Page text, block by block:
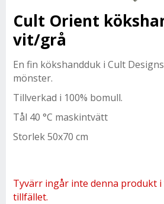
Cult Orient
vit/grå
En fin kökshandduk i Cult
mönster.
Tillverkad i 100% bomull.
Tål 40 °C maskintvätt
Storlek 50x70 cm
Tyvärr ingår inte denna produkt
tillfället.